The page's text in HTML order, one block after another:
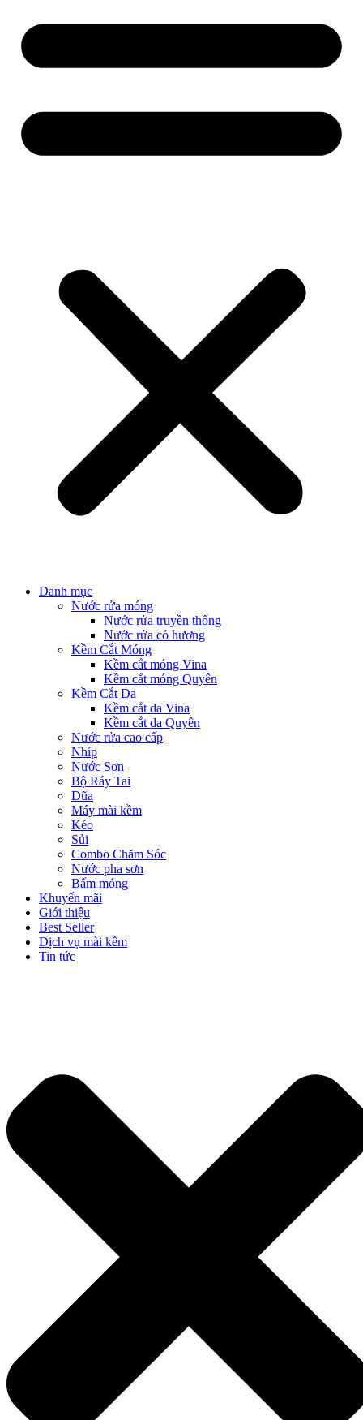
Danh mục
Nước rửa móng
Nước rửa truyền thống
Nước rửa có hương
Kềm Cắt Móng
Kềm cắt móng Vina
Kềm cắt móng Quyên
Kềm Cắt Da
Kềm cắt da Vina
Kềm cắt da Quyên
Nước rửa cao cấp
Nhíp
Nước Sơn
Bộ Ráy Tai
Dũa
Máy mài kềm
Kéo
Sủi
Combo Chăm Sóc
Nước pha sơn
Bấm móng
Khuyến mãi
Giới thiệu
Best Seller
Dịch vụ mài kềm
Tin tức